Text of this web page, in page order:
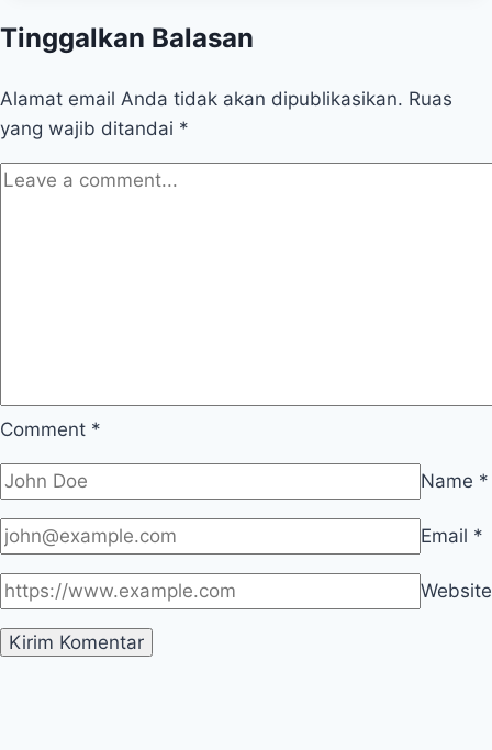
Tinggalkan Balasan
Alamat email Anda tidak akan dipublikasikan. Ruas
yang wajib ditandai *
Comment *
Name *
Email *
Website